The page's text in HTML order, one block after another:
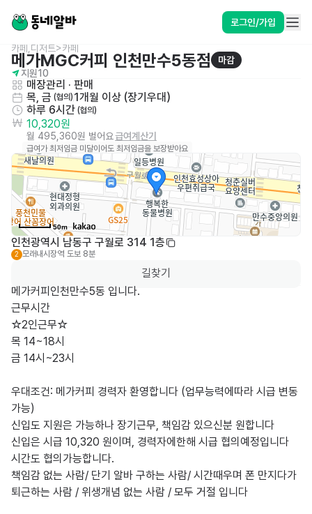
로그인/가입
카페,디저트>카페
메가MGC커피 인천만수5동점
마감
지원10
매장관리 · 판매
목, 금 (협의) 1개월 이상 (장기우대)
하루 6시간 (협의)
10,320원
월 495,360원 벌어요급여계산기
급여가 최저임금 미달이어도 최저임금을 보장받아요
50m
인천광역시 남동구 구월로 314 1층
2 모래내시장역 도보 8분
길찾기
메가커피인천만수5동 입니다.
근무시간
☆2인근무☆
목 14~18시
금 14시~23시
우대조건: 메가커피 경력자 환영합니다 (업무능력에따라 시급 변동
가능)
신입도 지원은 가능하나 장기근무, 책임감 있으신분 원합니다
신입은 시급 10,320 원이며, 경력자에한해 시급 협의예정입니다
시간도 협의가능합니다.
책임감 없는 사람/ 단기 알바 구하는 사람/ 시간때우며 폰 만지다가
퇴근하는 사람 / 위생개념 없는 사람 / 모두 거절 입니다